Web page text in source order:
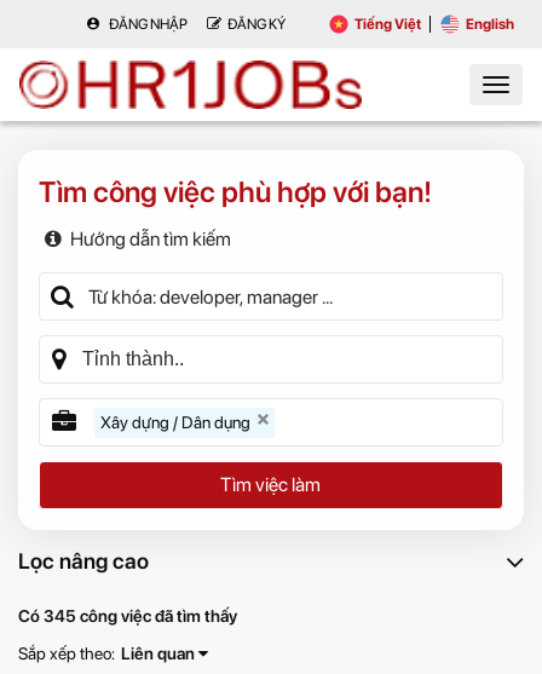
ĐĂNG NHẬP ĐĂNG KÝ Tiếng Việt English
Tìm công việc phù hợp với bạn!
Hướng dẫn tìm kiếm
Xây dựng / Dân dụng
Tìm việc làm
Lọc nâng cao
Có 345 công việc đã tìm thấy
Sắp xếp theo: Liên quan